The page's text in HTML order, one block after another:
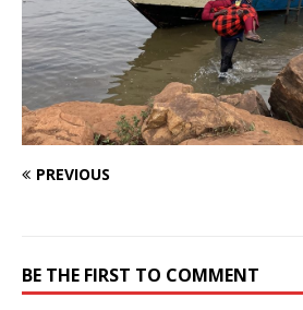
PREVIOUS
BE THE FIRST TO COMMENT